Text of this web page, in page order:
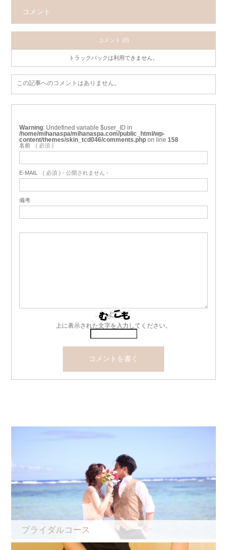
コメント
コメント (0)
トラックバックは利用できません。
この記事へのコメントはありません。
Warning : Undefined variable $user_ID in
/home/mihanaspa/mihanaspa.com/public_html/wp-
content/themes/skin_tcd046/comments.php on line 158
名前 ( 必須 )
E-MAIL ( 必須 ) - 公開されません -
備考
上に表示された文字を入力してください。
ブライダルコース